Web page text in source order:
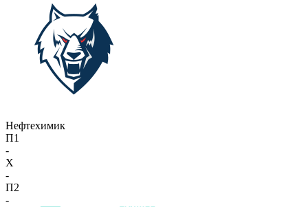
Нефтехимик
П1
-
X
-
П2
-